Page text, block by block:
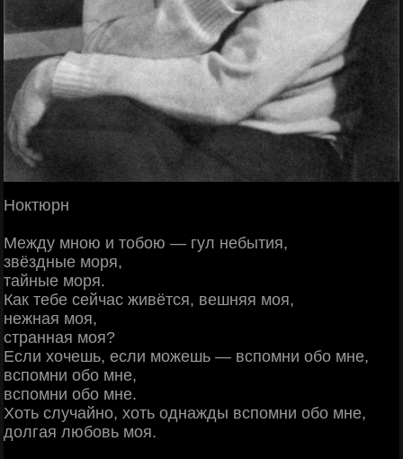
Ноктюрн
Между мною и тобою — гул небытия,
звёздные моря,
тайные моря.
Как тебе сейчас живётся, вешняя моя,
нежная моя,
странная моя?
Если хочешь, если можешь — вспомни обо мне,
вспомни обо мне,
вспомни обо мне.
Хоть случайно, хоть однажды вспомни обо мне,
долгая любовь моя.